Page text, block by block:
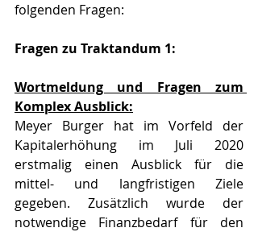
folgenden Fragen:
Fragen zu Traktandum 1:
Wortmeldung und Fragen zum
Komplex Ausblick:
Meyer Burger hat im Vorfeld der
Kapitalerhöhung im Juli 2020
erstmalig einen Ausblick für die
mittel- und langfristigen Ziele
gegeben. Zusätzlich wurde der
notwendige Finanzbedarf für den